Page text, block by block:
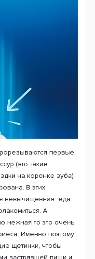
EB10 Frozen
(1 шт.)
Power EB10
тема. Они очень
взрослых и созданы
размер
чтобы максимально
и бережно его
любимые герои
обожают
компания Braun
наши дети как
со своими любимыми
повседневную
занятие, а